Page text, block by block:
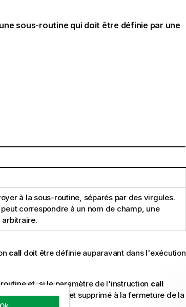
sous-routine qui doit être définie par une
à la sous-routine, séparés par des virgules.
correspondre à un nom de champ, une
arbitraire.
call doit être définie auparavant dans l'exécution
et, si le paramètre de l'instruction call
il est recopié et supprimé à la fermeture de la